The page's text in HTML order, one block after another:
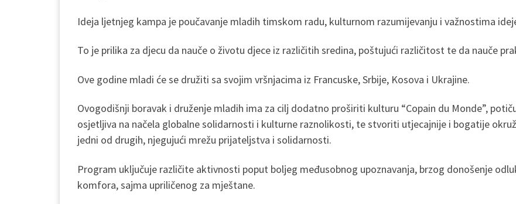
Ideja ljetnjeg kampa je poučavanje mladih timskom radu, kulturnom razumijevanju i važnostima
To je prilika za djecu da nauče o životu djece iz različitih sredina, poštujući različitost te da nauče
Ove godine mladi će se družiti sa svojim vršnjacima iz Francuske, Srbije, Kosova i Ukrajine.
Ovogodišnji boravak i druženje mladih ima za cilj dodatno proširiti kulturu “Copain du Monde”,
osjetljiva na načela globalne solidarnosti i kulturne raznolikosti, te stvoriti utjecajnije i bogatije
jedni od drugih, njegujući mrežu prijateljstva i solidarnosti.
Program uključuje različite aktivnosti poput boljeg međusobnog upoznavanja, brzog donošenje
komfora, sajma upriličenog za mještane.